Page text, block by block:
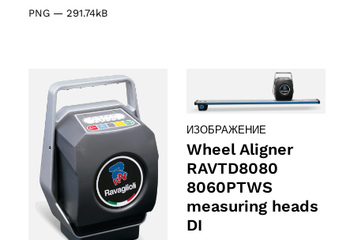
PNG — 291.74kB
ИЗОБРАЖЕНИЕ
Wheel Aligner
RAVTD8080
8060PTWS
measuring heads
DI